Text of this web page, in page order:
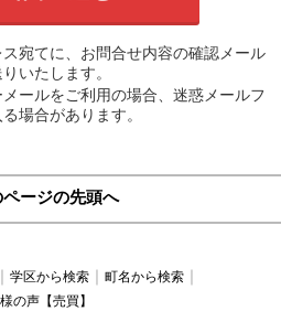
宛てに、お問合せ内容の確認メール
いたします。
ールをご利用の場合、迷惑メールフ
場合があります。
ページの先頭へ
学区から検索
町名から検索
の声【売買】